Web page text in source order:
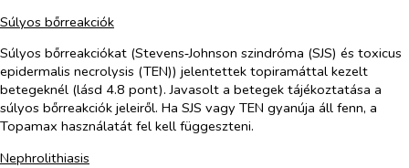
Súlyos bőrreakciók
Súlyos bőrreakciókat (Stevens‑Johnson szindróma (SJS) és toxicus
epidermalis necrolysis (TEN)) jelentettek topiramáttal kezelt
betegeknél (lásd 4.8 pont). Javasolt a betegek tájékoztatása a
súlyos bőrreakciók jeleiről. Ha SJS vagy TEN gyanúja áll fenn, a
Topamax használatát fel kell függeszteni.
Nephrolithiasis